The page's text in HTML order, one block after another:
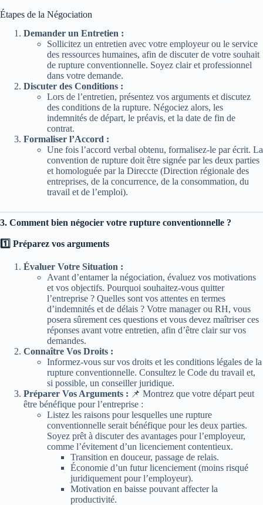
Étapes de la Négociation
Demander un Entretien :
Sollicitez un entretien avec votre employeur ou le service
des ressources humaines, afin de discuter de votre souhait
de rupture conventionnelle. Soyez clair et professionnel
dans votre demande.
Discuter des Conditions :
Lors de l’entretien, présentez vos arguments et discutez
des conditions de la rupture. Négociez alors, les
indemnités de départ, le préavis, et la date de fin de
contrat.
Formaliser l’Accord :
Une fois l’accord verbal obtenu, formalisez-le par écrit. La
convention de rupture doit être signée par les deux parties
et homologuée par la Direccte (Direction régionale des
entreprises, de la concurrence, de la consommation, du
travail et de l’emploi).
3. Comment bien négocier votre rupture conventionnelle ?
1️⃣ Préparez vos arguments
Évaluer Votre Situation :
Avant d’entamer la négociation, évaluez vos motivations
et vos objectifs. Pourquoi souhaitez-vous quitter
l’entreprise ? Quelles sont vos attentes en termes
d’indemnités et de délais ? Votre manager ou RH, vous
posera sûrement ces questions et vous devez maîtriser ces
réponses avant votre entretien, afin d’être clair sur vos
demandes.
Connaître Vos Droits :
Informez-vous sur vos droits et les conditions légales de la
rupture conventionnelle. Consultez le Code du travail et,
si possible, un conseiller juridique.
Préparer Vos Arguments : 📌 Montrez que votre départ peut
être bénéfique pour l’entreprise :
Listez les raisons pour lesquelles une rupture
conventionnelle serait bénéfique pour les deux parties.
Soyez prêt à discuter des avantages pour l’employeur,
comme l’évitement d’un licenciement contentieux.
Transition en douceur, passage de relais.
Économie d’un futur licenciement (moins risqué
juridiquement pour l’employeur).
Motivation en baisse pouvant affecter la
productivité.